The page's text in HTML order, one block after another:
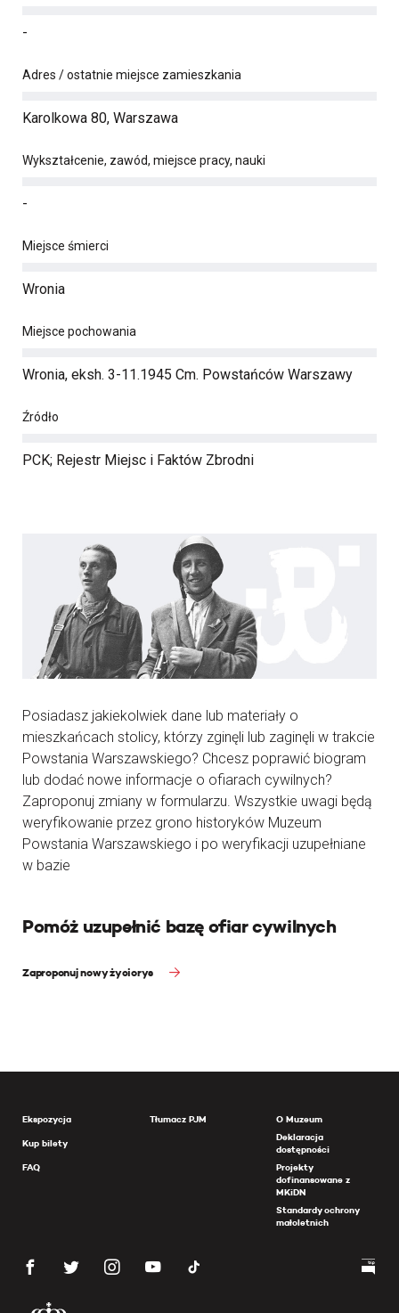
-
Adres / ostatnie miejsce zamieszkania
Karolkowa 80, Warszawa
Wykształcenie, zawód, miejsce pracy, nauki
-
Miejsce śmierci
Wronia
Miejsce pochowania
Wronia, eksh. 3-11.1945 Cm. Powstańców Warszawy
Źródło
PCK; Rejestr Miejsc i Faktów Zbrodni
Posiadasz jakiekolwiek dane lub materiały o
mieszkańcach stolicy, którzy zginęli lub zaginęli w trakcie
Powstania Warszawskiego? Chcesz poprawić biogram
lub dodać nowe informacje o ofiarach cywilnych?
Zaproponuj zmiany w formularzu. Wszystkie uwagi będą
weryfikowanie przez grono historyków Muzeum
Powstania Warszawskiego i po weryfikacji uzupełniane
w bazie
Pomóż uzupełnić bazę ofiar cywilnych
Zaproponuj nowy życiorys
Ekspozycja
Kup bilety
FAQ
Tłumacz PJM
O Muzeum
Deklaracja
dostępności
Projekty
dofinansowane z
MKiDN
Standardy ochrony
małoletnich